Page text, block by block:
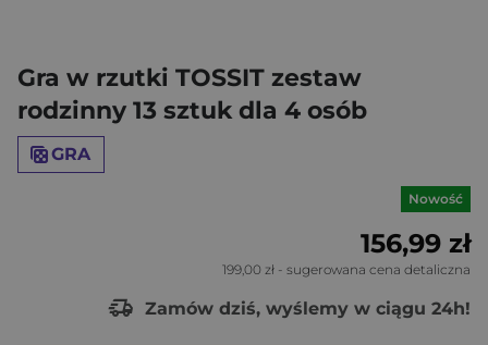
Gra w rzutki TOSSIT zestaw
rodzinny 13 sztuk dla 4 osób
GRA
Nowość
156,99 zł
199,00 zł - sugerowana cena detaliczna
Zamów dziś, wyślemy w ciągu 24h!